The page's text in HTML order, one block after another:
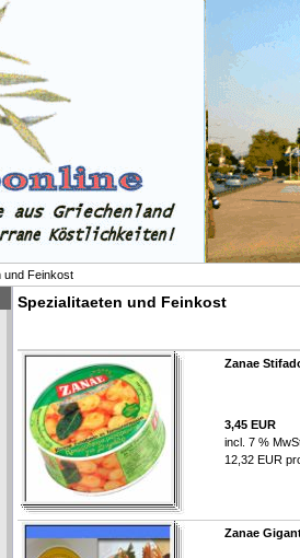
und Feinkost
Spezialitaeten und Feinkost
Zanae
3,45 EUR
incl. 7 %
12,32 EUR
Zanae